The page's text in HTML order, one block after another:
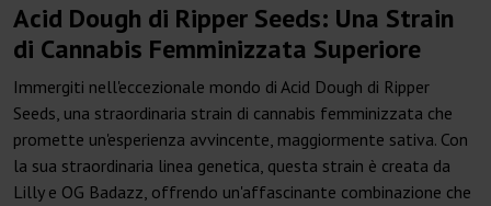
Acid Dough di Ripper Seeds: Una Strain
di Cannabis Femminizzata Superiore
Immergiti nell'eccezionale mondo di Acid Dough di Ripper
Seeds, una straordinaria strain di cannabis femminizzata che
promette un'esperienza avvincente, maggiormente sativa. Con
la sua straordinaria linea genetica, questa strain è creata da
Lilly e OG Badazz, offrendo un'affascinante combinazione che